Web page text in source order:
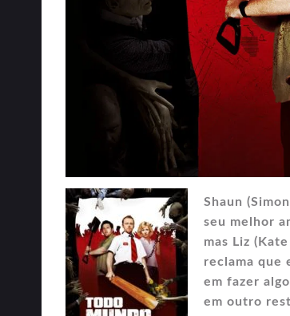
Shaun
seu melhor
mas Liz
reclama que
em fazer
em outro